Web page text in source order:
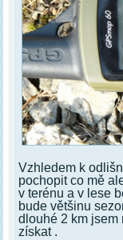
Vzhledem k
pochopit co mě
v terénu a v lese
bude většinu
dlouhé 2 km
získat .